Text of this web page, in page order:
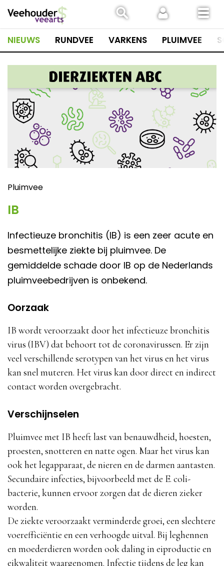
naar
inhoud
NIEUWS RUNDVEE VARKENS PLUIMVEE
Pluimvee
IB
Infectieuze bronchitis (IB) is een zeer acute en
besmettelijke ziekte bij pluimvee. De
gemiddelde schade door IB op de Nederlands
pluimveebedrijven is onbekend.
Oorzaak
IB wordt veroorzaakt door het infectieuze bronchitis
virus (IBV) dat behoort tot de coronavirussen. Er zijn
veel verschillende serotypen van het virus en het virus
kan snel muteren. Het virus kan door direct en indirect
contact worden overgebracht.
Verschijnselen
Pluimvee met IB heeft last van benauwdheid, hoesten,
proesten, snotteren en natte ogen. Maar het virus kan
ook het legapparaat, de nieren en de darmen aantasten.
Secundaire infecties, bijvoorbeeld met de E. coli-
bacterie, kunnen ervoor zorgen dat de dieren zieker
worden.
De ziekte veroorzaakt verminderde groei, een slechtere
voerefficiëntie en een verhoogde uitval. Bij leghennen
en moederdieren worden ook daling in eiproductie en
eikwaliteit waargenomen. Infectie tijdens de leg kan